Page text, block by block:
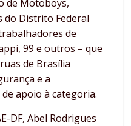
de Motoboys,
do Distrito Federal
de
99 e outros – que
de Brasília
e a
apoio à categoria.
DF, Abel Rodrigues